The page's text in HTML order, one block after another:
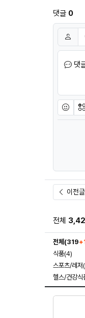
댓글 0
댓글
이름
댓
이모티
이전글
전체
전체(319
식품(4)
스포츠/레저
헬스/건강식